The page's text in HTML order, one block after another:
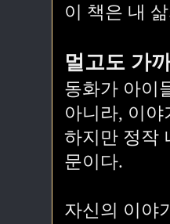
이 책은 내
멀고도 가
동화가 아이
아니라, 이
하지만 정작
문이다.
자신의 이야